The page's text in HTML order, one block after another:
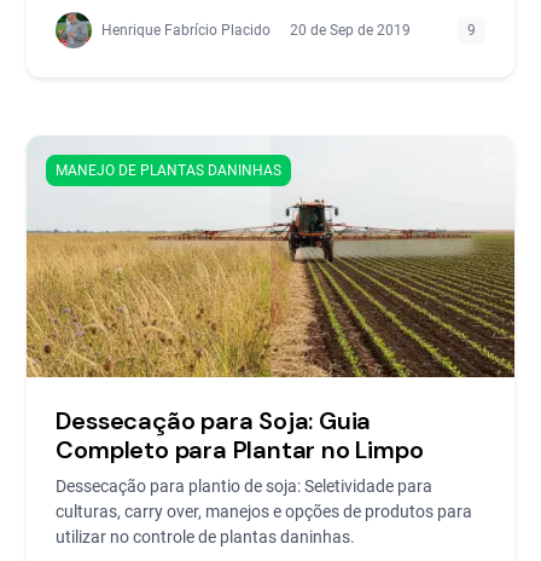
Henrique Fabrício Placido 20 de Sep de 2019 9
MANEJO DE PLANTAS DANINHAS
Dessecação para Soja: Guia
Completo para Plantar no Limpo
Dessecação para plantio de soja: Seletividade para
culturas, carry over, manejos e opções de produtos para
utilizar no controle de plantas daninhas.